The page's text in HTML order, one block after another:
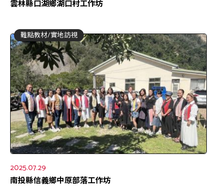
雲林縣口湖鄉湖口村工作坊
難點教材/實地訪視
2025.07.29
南投縣信義鄉中原部落工作坊